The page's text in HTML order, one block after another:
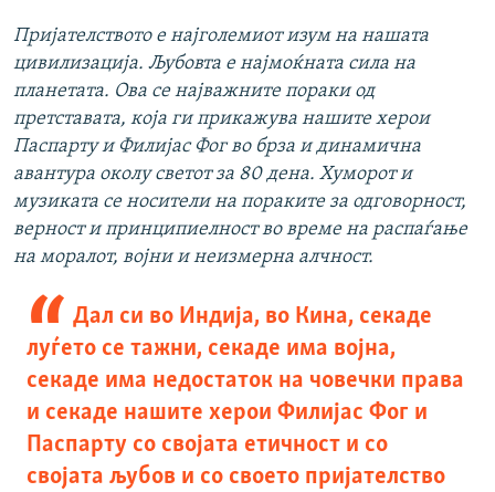
Пријателството е најголемиот изум на нашата
цивилизација. Љубовта е најмоќната сила на
планетата. Ова се најважните пораки од
претставата, која ги прикажува нашите херои
Паспарту и Филијас Фог во брза и динамична
авантура околу светот за 80 дена. Хуморот и
музиката се носители на пораките за одговорност,
верност и принципиелност во време на распаѓање
на моралот, војни и неизмерна алчност.
Дал си во Индија, во Кина, секаде
луѓето се тажни, секаде има војна,
секаде има недостаток на човечки права
и секаде нашите херои Филијас Фог и
Паспарту со својата етичност и со
својата љубов и со своето пријателство